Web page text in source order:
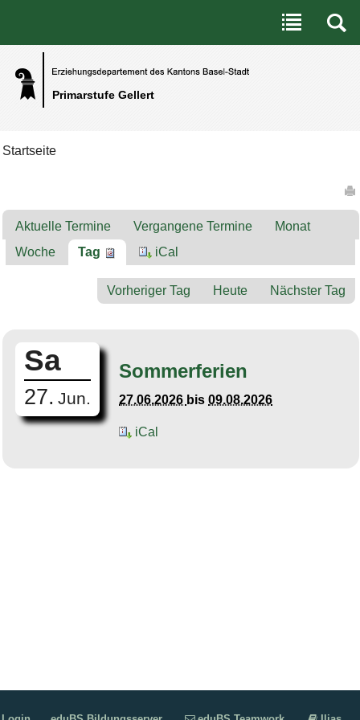
Primarstufe Gellert
Benutzerspezifische Werkzeuge
Direkt zum Inhalt|Direkt zur Navigation
Startseite
Aktuelle Termine Vergangene Termine
Monat
Woche
Tag iCal
Vorheriger Tag Heute Nächster Tag
Sa
27. Jun.
Sommerferien
27.06.2026 bis09.08.2026
iCal